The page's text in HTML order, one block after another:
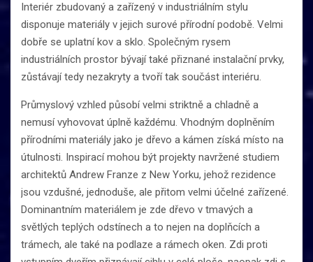
Interiér zbudovaný a zařízený v industriálním stylu
disponuje materiály v jejich surové přírodní podobě. Velmi
dobře se uplatní kov a sklo. Společným rysem
industriálních prostor bývají také přiznané instalační prvky,
zůstávají tedy nezakryty a tvoří tak součást interiéru.
Průmyslový vzhled působí velmi striktně a chladně a
nemusí vyhovovat úplně každému. Vhodným doplněním
přírodními materiály jako je dřevo a kámen získá místo na
útulnosti. Inspirací mohou být projekty navržené studiem
architektů Andrew Franze z New Yorku, jehož rezidence
jsou vzdušné, jednoduše, ale přitom velmi účelné zařízené.
Dominantním materiálem je zde dřevo v tmavých a
světlých teplých odstínech a to nejen na doplňcích a
trámech, ale také na podlaze a rámech oken. Zdi proti